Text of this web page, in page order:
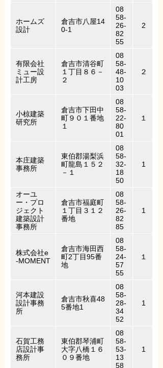
ホームズ
設計
倉吉市八屋14
0-1
08
58-
26-
82
55
2
有限会社
ミュー設
計工房
倉吉市清谷町
１丁目８６－
２
08
58-
48-
10
03
２
小椋建築
研究所
倉吉市下田中
町９０１番地
１
08
58-
22-
80
01
１
本庄建築
事務所
東伯郡湯梨浜
町龍島１５２
－１
08
58-
32-
18
50
1
オーユ
ー・プロ
ジェクト
建築設計
事務所
倉吉市福庭町
１丁目３１２
番地
08
58-
26-
82
85
1
株式会社e
-MOMENT
倉吉市海田西
町2丁目95番
地
08
58-
24-
57
55
１
河本建設
設計事務
所
倉吉市秋喜48
5番地1
08
58-
28-
34
52
1
石賀工務
店設計事
務所
東伯郡琴浦町
大字八橋１６
０９番地
08
58-
53-
13
58
1